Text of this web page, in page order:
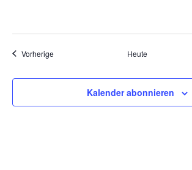
VorherigeVeranstaltungen Heute
Kalender abonnieren